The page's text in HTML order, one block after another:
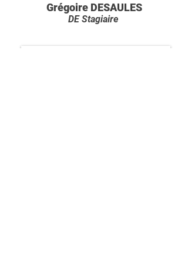
Grégoire DESAULES
DE Stagiaire